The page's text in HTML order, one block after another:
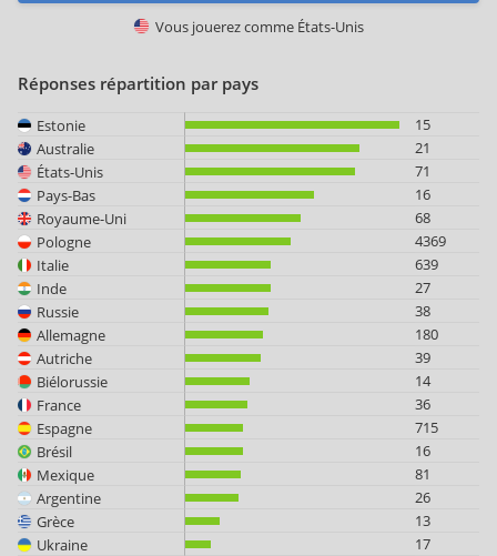
Vous jouerez comme États-Unis
Réponses répartition par pays
Estonie
15
Australie
21
États-Unis
71
Pays-Bas
16
Royaume-Uni
68
Pologne
4369
Italie
639
Inde
27
Russie
38
Allemagne
180
Autriche
39
Biélorussie
14
France
36
Espagne
715
Brésil
16
Mexique
81
Argentine
26
Grèce
13
Ukraine
17